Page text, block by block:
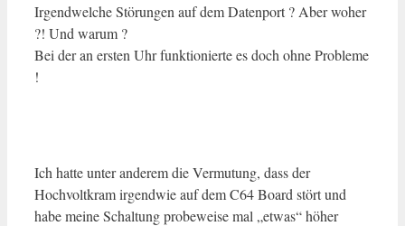
Irgendwelche Störungen auf dem Datenport ? Aber woher
?! Und warum ?
Bei der an ersten Uhr funktionierte es doch ohne Probleme
!
Ich hatte unter anderem die Vermutung, dass der
Hochvoltkram irgendwie auf dem C64 Board stört und
habe meine Schaltung probeweise mal „etwas“ höher